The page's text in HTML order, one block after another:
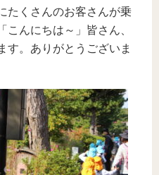
たくさんのお客さんが乗
んにちは～」皆さん、
す。ありがとうございま